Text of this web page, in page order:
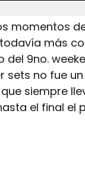
momentos
más
del 9no.
sets no fue
siempre
el final el